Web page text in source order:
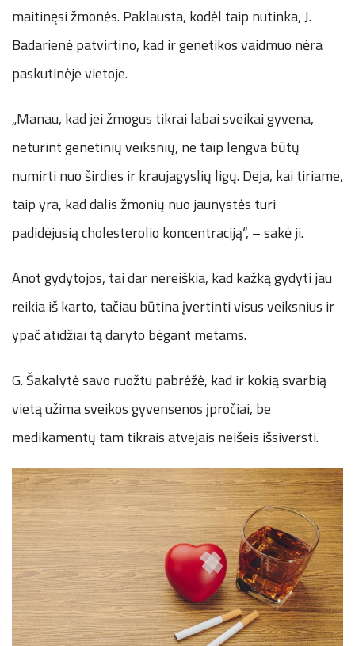
maitinęsi žmonės. Paklausta, kodėl taip nutinka, J.
Badarienė patvirtino, kad ir genetikos vaidmuo nėra
paskutinėje vietoje.
„Manau, kad jei žmogus tikrai labai sveikai gyvena,
neturint genetinių veiksnių, ne taip lengva būtų
numirti nuo širdies ir kraujagyslių ligų. Deja, kai tiriame,
taip yra, kad dalis žmonių nuo jaunystės turi
padidėjusią cholesterolio koncentraciją“, – sakė ji.
Anot gydytojos, tai dar nereiškia, kad kažką gydyti jau
reikia iš karto, tačiau būtina įvertinti visus veiksnius ir
ypač atidžiai tą daryto bėgant metams.
G. Šakalytė savo ruožtu pabrėžė, kad ir kokią svarbią
vietą užima sveikos gyvensenos įpročiai, be
medikamentų tam tikrais atvejais neišeis išsiversti.